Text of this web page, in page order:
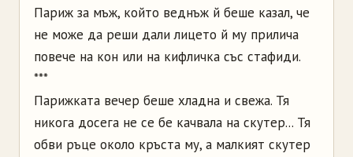
Париж за мъж, който веднъж й беше казал, че
не може да реши дали лицето й му прилича
повече на кон или на кифличка със стафиди.
***
Парижката вечер беше хладна и свежа. Тя
никога досега не се бе качвала на скутер... Тя
обви ръце около кръста му, а малкият скутер